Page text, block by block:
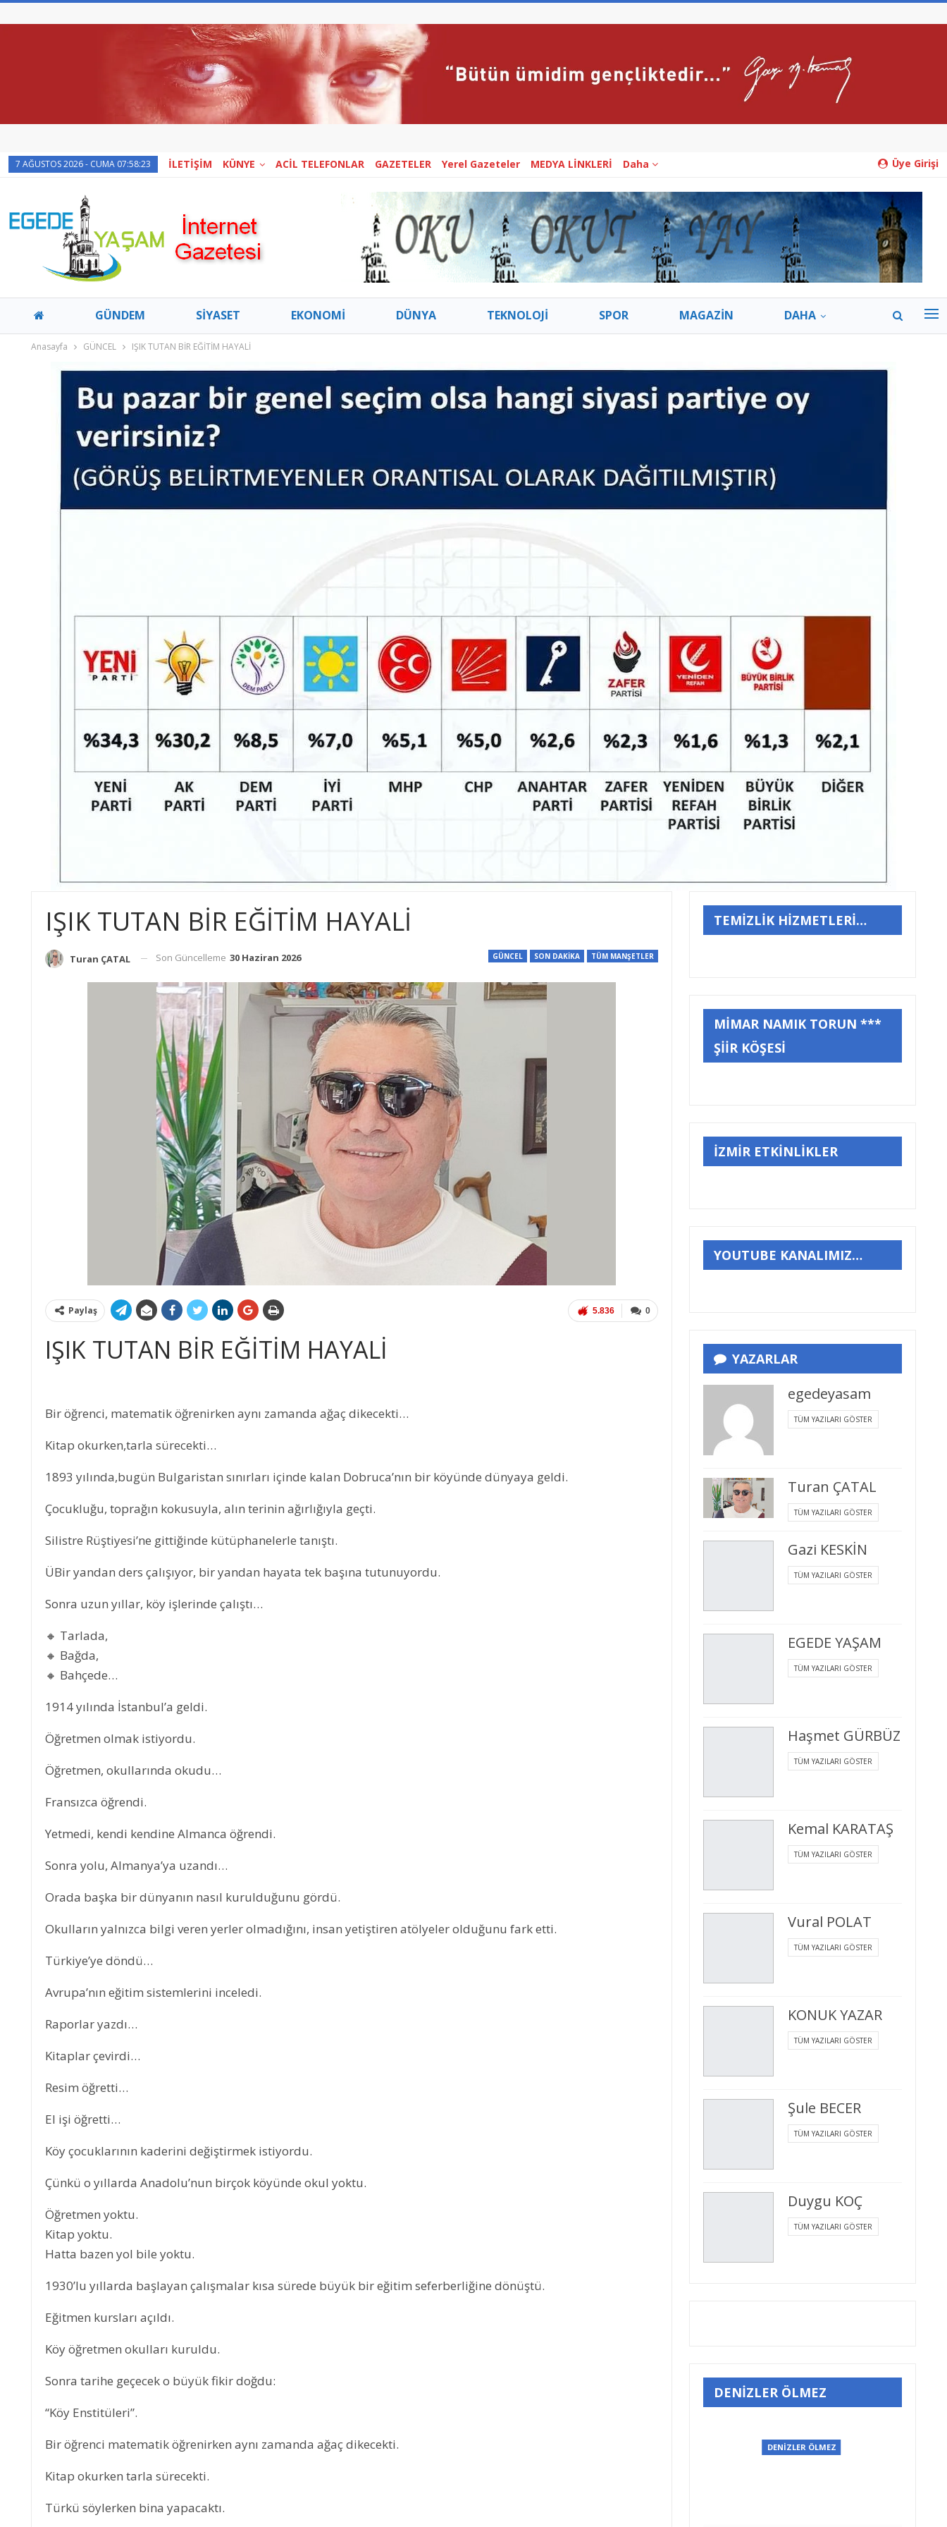
Üye Girişi
7 AĞUSTOS 2026 - CUMA 07:58:23 İLETİŞİM KÜNYE ACİL TELEFONLAR GAZETELER Yerel Gazeteler MEDYA LİNKLERİ Daha
GÜNDEM SİYASET EKONOMİ DÜNYA TEKNOLOJİ SPOR MAGAZİN DAHA
Anasayfa GÜNCEL IŞIK TUTAN BİR EĞİTİM HAYALİ
IŞIK TUTAN BİR EĞİTİM HAYALİ
GÜNCEL SON DAKİKA TÜM MANŞETLER
Turan ÇATAL Son Güncelleme 30 Haziran 2026
0
5.836
Paylaş
IŞIK TUTAN BİR EĞİTİM HAYALİ
Bir öğrenci, matematik öğrenirken aynı zamanda ağaç dikecekti…
Kitap okurken,tarla sürecekti…
1893 yılında,bugün Bulgaristan sınırları içinde kalan Dobruca’nın bir köyünde dünyaya geldi.
Çocukluğu, toprağın kokusuyla, alın terinin ağırlığıyla geçti.
Silistre Rüştiyesi’ne gittiğinde kütüphanelerle tanıştı.
ÜBir yandan ders çalışıyor, bir yandan hayata tek başına tutunuyordu.
Sonra uzun yıllar, köy işlerinde çalıştı…
🔸 Tarlada,
🔸 Bağda,
🔸 Bahçede…
1914 yılında İstanbul’a geldi.
Öğretmen olmak istiyordu.
Öğretmen, okullarında okudu…
Fransızca öğrendi.
Yetmedi, kendi kendine Almanca öğrendi.
Sonra yolu, Almanya’ya uzandı…
Orada başka bir dünyanın nasıl kurulduğunu gördü.
Okulların yalnızca bilgi veren yerler olmadığını, insan yetiştiren atölyeler olduğunu fark etti.
Türkiye’ye döndü…
Avrupa’nın eğitim sistemlerini inceledi.
Raporlar yazdı…
Kitaplar çevirdi…
Resim öğretti…
El işi öğretti…
Köy çocuklarının kaderini değiştirmek istiyordu.
Çünkü o yıllarda Anadolu’nun birçok köyünde okul yoktu.
Öğretmen yoktu.
Kitap yoktu.
Hatta bazen yol bile yoktu.
1930’lu yıllarda başlayan çalışmalar kısa sürede büyük bir eğitim seferberliğine dönüştü.
Eğitmen kursları açıldı.
Köy öğretmen okulları kuruldu.
Sonra tarihe geçecek o büyük fikir doğdu:
“Köy Enstitüleri”.
Bir öğrenci matematik öğrenirken aynı zamanda ağaç dikecekti.
Kitap okurken tarla sürecekti.
Türkü söylerken bina yapacaktı.
TEMİZLİK HİZMETLERİ…
MİMAR NAMIK TORUN ***
ŞİİR KÖŞESİ
İZMİR ETKİNLİKLER
YOUTUBE KANALIMIZ…
YAZARLAR
egedeyasam
TÜM YAZILARI GÖSTER
Turan ÇATAL
TÜM YAZILARI GÖSTER
Gazi KESKİN
TÜM YAZILARI GÖSTER
EGEDE YAŞAM
TÜM YAZILARI GÖSTER
Haşmet GÜRBÜZ
TÜM YAZILARI GÖSTER
Kemal KARATAŞ
TÜM YAZILARI GÖSTER
Vural POLAT
TÜM YAZILARI GÖSTER
KONUK YAZAR
TÜM YAZILARI GÖSTER
Şule BECER
TÜM YAZILARI GÖSTER
Duygu KOÇ
TÜM YAZILARI GÖSTER
DENİZLER ÖLMEZ
DENİZLER ÖLMEZ DENİZLER ÖLMEZ DENİZLER ÖLMEZ